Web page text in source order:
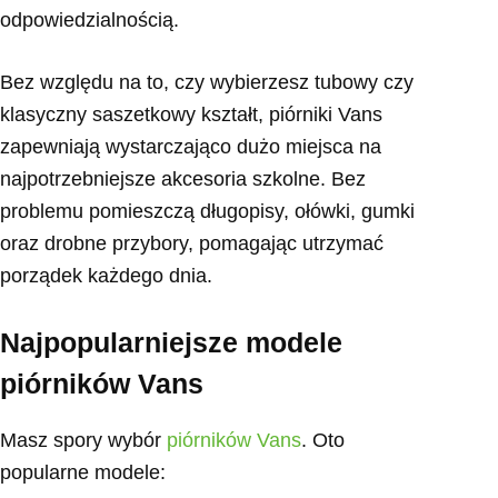
odpowiedzialnością.
Bez względu na to, czy wybierzesz tubowy czy
klasyczny saszetkowy kształt, piórniki Vans
zapewniają wystarczająco dużo miejsca na
najpotrzebniejsze akcesoria szkolne. Bez
problemu pomieszczą długopisy, ołówki, gumki
oraz drobne przybory, pomagając utrzymać
porządek każdego dnia.
Najpopularniejsze modele
piórników Vans
Masz spory wybór piórników Vans. Oto
popularne modele: